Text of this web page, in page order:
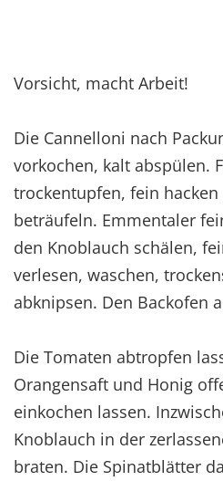
Vorsicht, macht Arbeit!
Die Cannelloni nach
vorkochen, kalt abspülen.
trockentupfen, fein
beträufeln. Emmentaler
den Knoblauch schälen,
verlesen, waschen,
abknipsen. Den Backofen
Die Tomaten abtropfen
Orangensaft und Honig
einkochen lassen.
Knoblauch in der
braten. Die Spinatblätter